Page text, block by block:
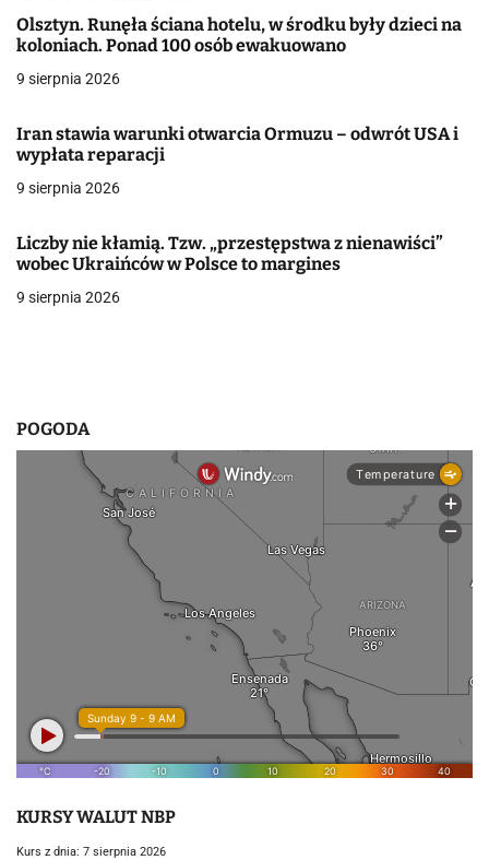
a
c
a
w
i
s
Olsztyn. Runęła ściana hotelu, w środku były dzieci na
koloniach. Ponad 100 osób ewakuowano
9 sierpnia 2026
Iran stawia warunki otwarcia Ormuzu – odwrót USA i
wypłata reparacji
9 sierpnia 2026
Liczby nie kłamią. Tzw. „przestępstwa z nienawiści”
wobec Ukraińców w Polsce to margines
9 sierpnia 2026
POGODA
KURSY WALUT NBP
Kurs z dnia: 7 sierpnia 2026